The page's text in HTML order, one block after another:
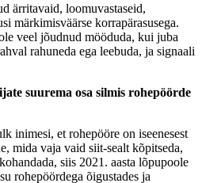
ärritavaid, loomuvastaseid,
märkimisväärse korrapärasusega.
veel jõudnud mööduda, kui juba
rahuneda ega leebuda, ja signaali
suurema osa silmis rohepöörde
inimesi, et rohepööre on iseenesest
mida vaja vaid siit-sealt kõpitseda,
siis 2021. aasta lõpupoole
rohepöördega õigustades ja